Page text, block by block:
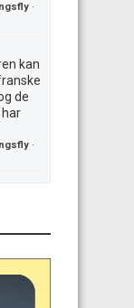
·
kan
de
·